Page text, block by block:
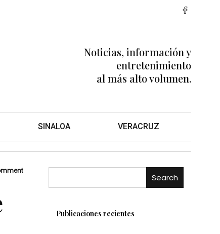
Noticias, información y
entretenimiento
al más alto volumen.
SINALOA VERACRUZ
Search
Publicaciones recientes